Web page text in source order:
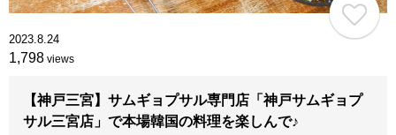
2023.8.24
1,798 views
【神戸三宮】サムギョプサル専門店「神戸サムギョプ
サル三宮店」で本場韓国の料理を楽しんで♪